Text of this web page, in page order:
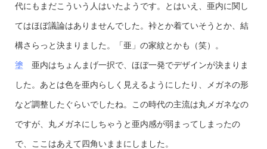
代にもまだこういう人はいたようです。とはいえ、亜内に関し
てはほぼ議論はありませんでした。裃とか着ていそうとか、結
構さらっと決まりました。「亜」の家紋とかも（笑）。
塗 亜内はちょんまげ一択で、ほぼ一発でデザインが決まりま
した。あとは色を亜内らしく見えるようにしたり、メガネの形
など調整したぐらいでしたね。この時代の主流は丸メガネなの
ですが、丸メガネにしちゃうと亜内感が弱まってしまったの
で、ここはあえて四角いままにしました。